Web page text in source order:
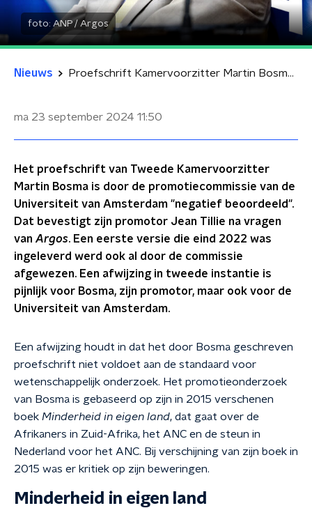
foto: ANP / Argos
Nieuws Proefschrift Kamervoorzitter Martin Bosma afgewezen door UvA
ma 23 september 2024 11:50
Het proefschrift van Tweede Kamervoorzitter
Martin Bosma is door de promotiecommissie van de
Universiteit van Amsterdam "negatief beoordeeld".
Dat bevestigt zijn promotor Jean Tillie na vragen
van Argos. Een eerste versie die eind 2022 was
ingeleverd werd ook al door de commissie
afgewezen. Een afwijzing in tweede instantie is
pijnlijk voor Bosma, zijn promotor, maar ook voor de
Universiteit van Amsterdam.
Een afwijzing houdt in dat het door Bosma geschreven
proefschrift niet voldoet aan de standaard voor
wetenschappelijk onderzoek. Het promotieonderzoek
van Bosma is gebaseerd op zijn in 2015 verschenen
boek Minderheid in eigen land, dat gaat over de
Afrikaners in Zuid-Afrika, het ANC en de steun in
Nederland voor het ANC. Bij verschijning van zijn boek in
2015 was er kritiek op zijn beweringen.
Minderheid in eigen land